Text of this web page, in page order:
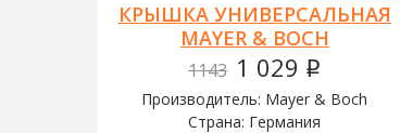
КРЫШКА УНИВЕРСАЛЬНАЯ
MAYER & BOCH
1143 1 029 q
Производитель: Mayer & Boch
Страна: Германия